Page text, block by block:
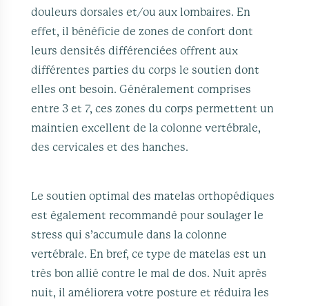
douleurs dorsales et/ou aux lombaires. En
effet, il bénéficie de zones de confort dont
leurs densités différenciées offrent aux
différentes parties du corps le soutien dont
elles ont besoin. Généralement comprises
entre 3 et 7, ces zones du corps permettent un
maintien excellent de la colonne vertébrale,
des cervicales et des hanches.
Le soutien optimal des matelas orthopédiques
est également recommandé pour soulager le
stress qui s’accumule dans la colonne
vertébrale. En bref, ce type de matelas est un
très bon allié contre le mal de dos. Nuit après
nuit, il améliorera votre posture et réduira les